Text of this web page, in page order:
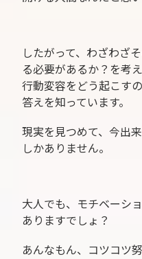
したがって、わざわざ
る必要があるか？を考
行動変容をどう起こす
答えを知っています。
現実を見つめて、今出
しかありません。
大人でも、モチベーシ
ありますでしょ？
あんなもん、コツコツ